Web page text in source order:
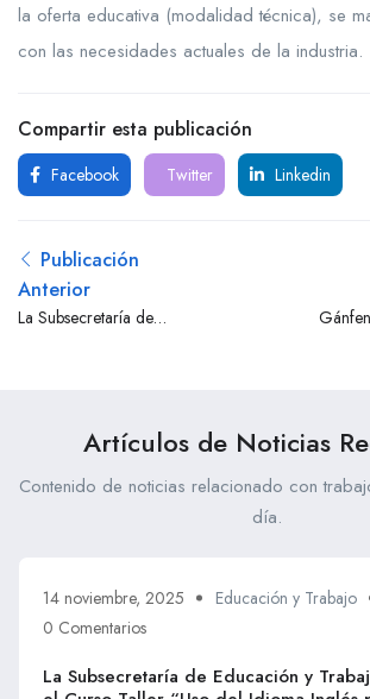
la oferta educativa (modalidad técnica), se
con las necesidades actuales de la industria.
Compartir esta publicación
Facebook Twitter Linkedin
Publicación
Anterior
La Subsecretaría de
Minera”, impulsado por
Wonder Business y la
empresa Hidrotec.
Artículos de Noticias
Contenido de noticias relacionado con
día.
14 noviembre, 2025
Educación y Trabajo
0 Comentarios
La Subsecretaría de Educación y